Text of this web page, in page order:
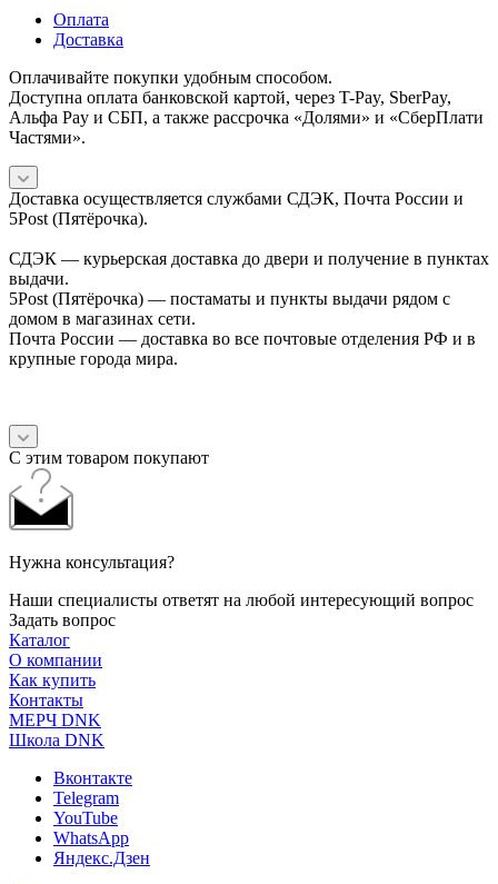
Оплата
Доставка
Оплачивайте покупки удобным способом.
Доступна оплата банковской картой, через T-Pay, SberPay,
Альфа Pay и СБП, а также рассрочка «Долями» и «СберПлати
Частями».
Доставка осуществляется службами СДЭК, Почта России и
5Post (Пятёрочка).
СДЭК — курьерская доставка до двери и получение в пунктах
выдачи.
5Post (Пятёрочка) — постаматы и пункты выдачи рядом с
домом в магазинах сети.
Почта России — доставка во все почтовые отделения РФ и в
крупные города мира.
С этим товаром покупают
Нужна консультация?
Наши специалисты ответят на любой интересующий вопрос
Задать вопрос
Каталог
О компании
Как купить
Контакты
МЕРЧ DNK
Школа DNK
Вконтакте
Telegram
YouTube
WhatsApp
Яндекс.Дзен